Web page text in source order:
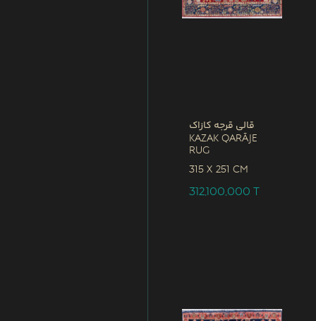
قالی قرجه کازاک
Kazak Qarāje
Rug
315 x 251 CM
312,100,000T